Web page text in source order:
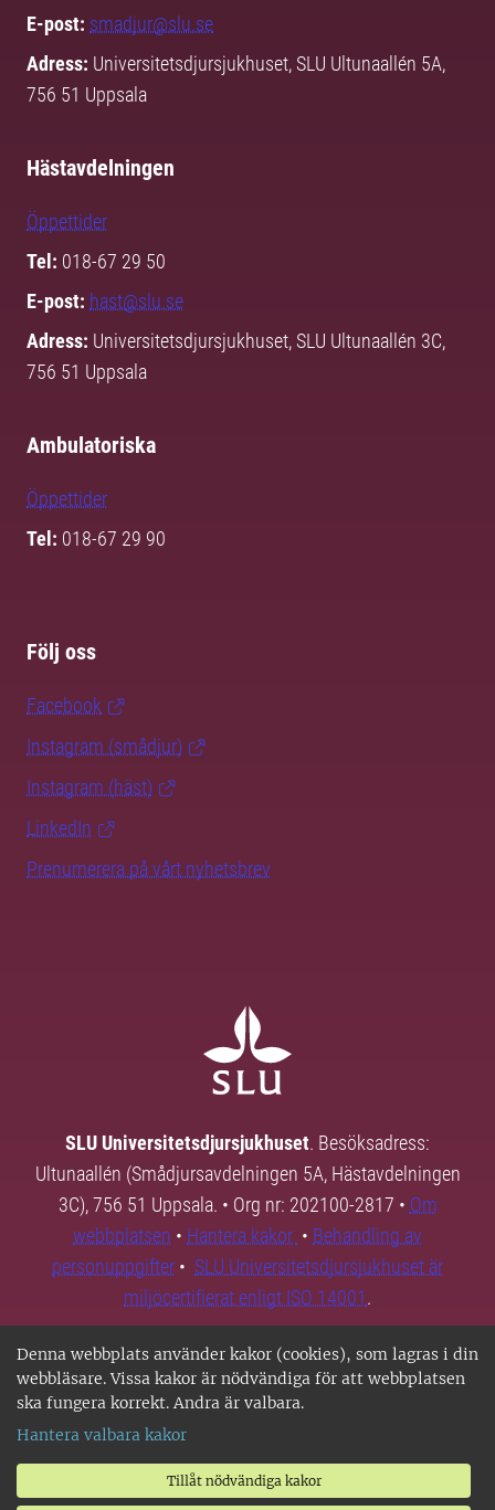
Denna webbplats använder kakor (cookies), som lagras i din
webbläsare. Vissa kakor är nödvändiga för att webbplatsen
ska fungera korrekt. Andra är valbara.
Hantera valbara kakor
Tillåt nödvändiga kakor
E-post: smadjur@slu.se
Adress: Universitetsdjursjukhuset, SLU Ultunaallén 5A,
756 51 Uppsala
Hästavdelningen
Öppettider
Tel: 018-67 29 50
E-post: hast@slu.se
Adress: Universitetsdjursjukhuset, SLU Ultunaallén 3C,
756 51 Uppsala
Ambulatoriska
Öppettider
Tel: 018-67 29 90
Följ oss
Facebook
Instagram (smådjur)
Instagram (häst)
LinkedIn
Prenumerera på vårt nyhetsbrev
SLU Universitetsdjursjukhuset. Besöksadress:
Ultunaallén (Smådjursavdelningen 5A, Hästavdelningen
3C), 756 51 Uppsala. • Org nr: 202100-2817 • Om
webbplatsen • Hantera kakor • Behandling av
personuppgifter • SLU Universitetsdjursjukhuset är
miljöcertifierat enligt ISO 14001.